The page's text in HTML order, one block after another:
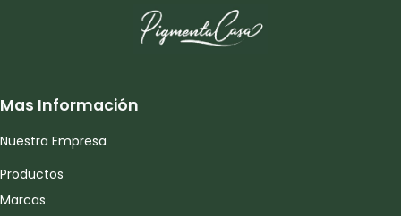
Mas Información
Nuestra Empresa
Productos
Marcas